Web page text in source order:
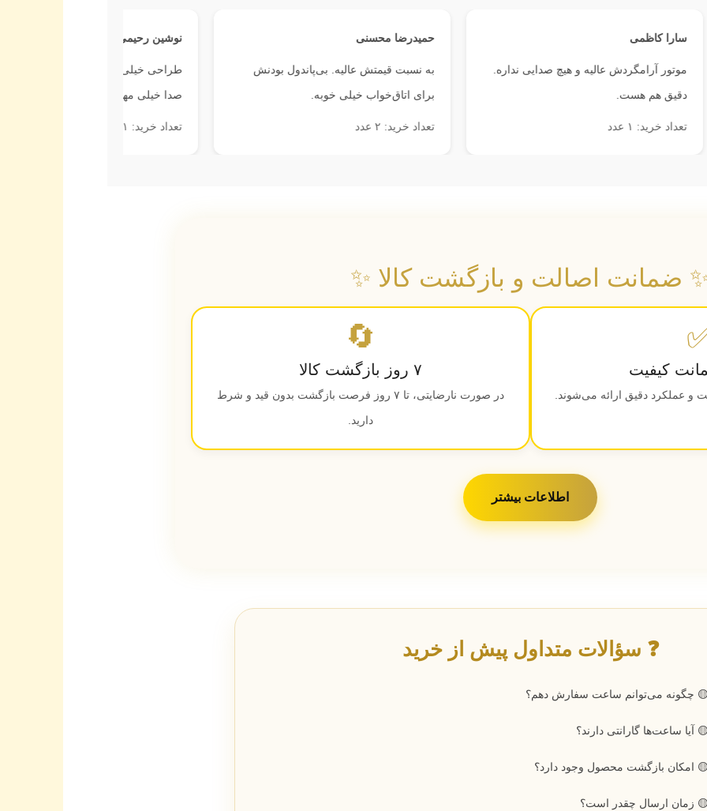
کاظمی
آرامگردش عالیه و هیچ صدایی نداره.
هم هست.
خرید: ۱ عدد
حمیدرضا محسنی
به نسبت قیمتش عالیه. بی‌پاندول بودنش
برای اتاق‌خواب خیلی خوبه.
تعداد خرید: ۲ عدد
نوشین رحیمی
طراحی خیلی تمیز و ساده‌ست. موتور بدون
صدا خیلی مهم بود برام.
تعداد خرید: ۱ عدد
ضمانت اصالت و بازگشت کالا ✨
و عملکرد دقیق ارائه می‌شوند.
🔄
۷ روز بازگشت کالا
در صورت نارضایتی، تا ۷ روز فرصت بازگشت بدون قید و شرط
دارید.
اطلاعات بیشتر
❓ سؤالات متداول پیش از خرید
چگونه می‌توانم ساعت سفارش دهم؟
آیا ساعت‌ها گارانتی دارند؟
امکان بازگشت محصول وجود دارد؟
زمان ارسال چقدر است؟